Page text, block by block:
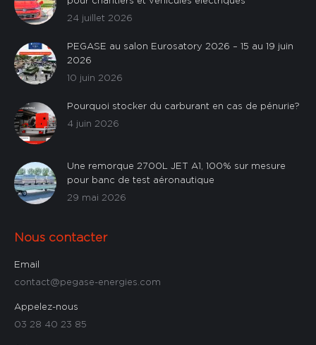
24 juillet 2026
PEGASE au salon Eurosatory 2026 – 15 au 19 juin
2026
10 juin 2026
Pourquoi stocker du carburant en cas de pénurie?
4 juin 2026
Une remorque 2700L JET A1, 100% sur mesure
pour banc de test aéronautique
29 mai 2026
Nous contacter
Email
contact@pegase-energies.com
Appelez-nous
03 28 40 23 85